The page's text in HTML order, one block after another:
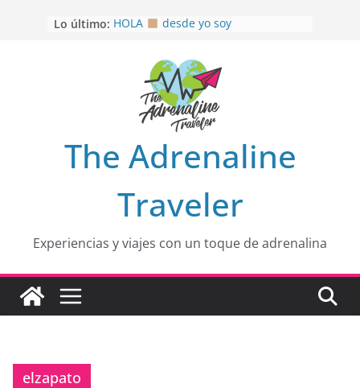
Lo último: HOLA
desde yo soy
EL SENDERO DEL CACAO: Excelente
opción
HOSPEDAJE AL NATURALSHH !!
OTRA PERSPECTIVA de RÍO EL
MULITO!
The Adrenaline
Traveler
Experiencias y viajes con un toque de adrenalina
elzapato